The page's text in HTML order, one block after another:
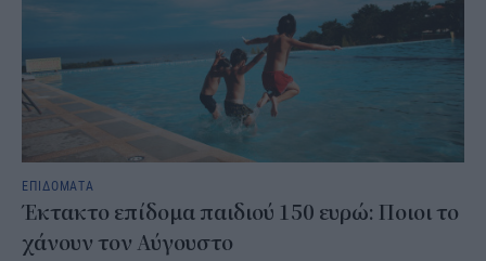
ΕΠΙΔΟΜΑΤΑ
Έκτακτο επίδομα παιδιού 150 ευρώ: Ποιοι το
χάνουν τον Αύγουστο